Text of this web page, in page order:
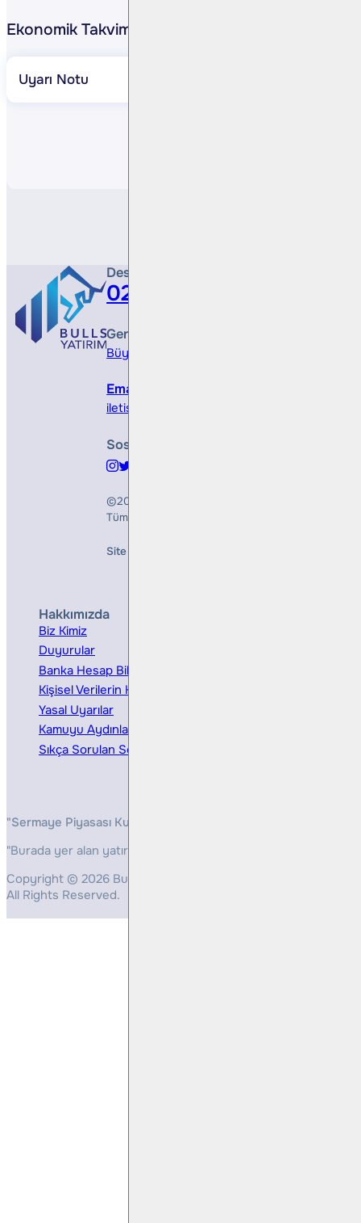
Ekonomik Takvim
Uyarı Notu
Destek Hattı
0212 410 0500
Genel Müdürlük
Büyükdere Cad. No 173, 1. Levent Plaza, B
Email
iletisim@bullsyatirim.com
Sosyal Medya
©2026
Tüm Hakları Saklıdır
Site Creation & Technology by
Hakkımızda
Biz Kimiz
Duyurular
Banka Hesap Bilgileri
Kişisel Verilerin Korunması
Yasal Uyarılar
Kamuyu Aydınlatma
Sıkça Sorulan Sorular
"Sermaye Piyasası Kurulunun, Yatırım Hizmetleri ve
"Burada yer alan yatırım bilgi, yorum ve tavsiyeleri yatırım
Copyright © 2026 Bulls Yatırım Menkul Değerler
All Rights Reserved.